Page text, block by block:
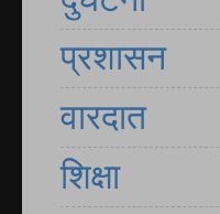
प्रशासन
वारदात
शिक्षा